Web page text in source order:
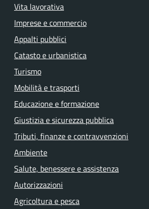
Vita lavorativa
Imprese e commercio
Appalti pubblici
Catasto e urbanistica
Turismo
Mobilità e trasporti
Educazione e formazione
Giustizia e sicurezza pubblica
Tributi, finanze e contravvenzioni
Ambiente
Salute, benessere e assistenza
Autorizzazioni
Agricoltura e pesca